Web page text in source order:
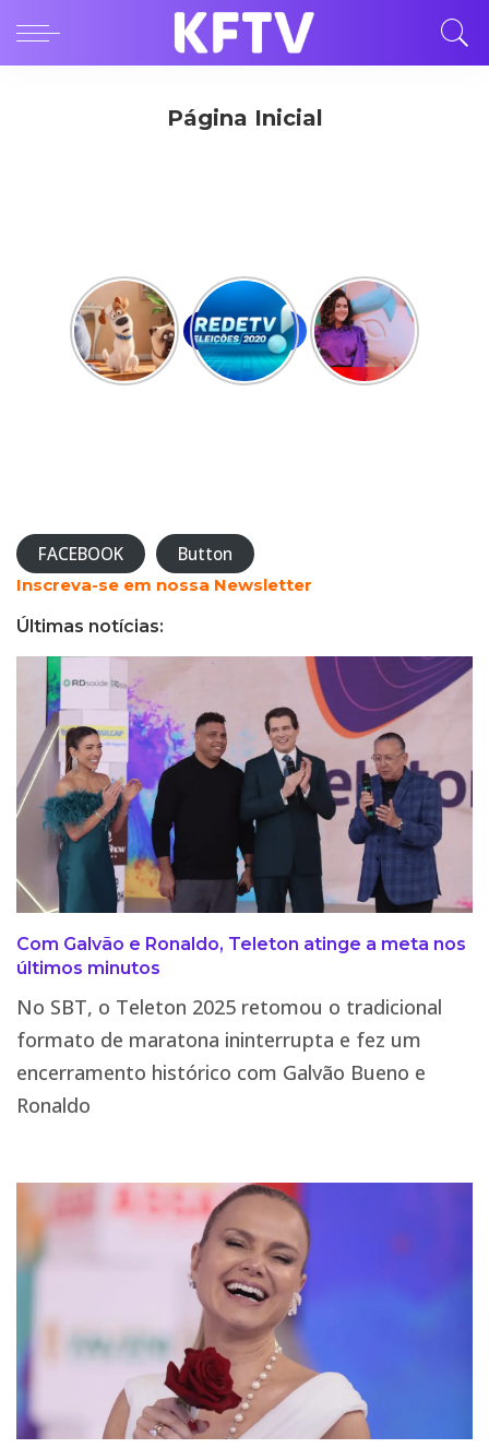
Página Inicial
Telegram
FACEBOOK Button
Inscreva-se em nossa Newsletter
Últimas notícias:
Com Galvão e Ronaldo, Teleton atinge a meta nos
últimos minutos
No SBT, o Teleton 2025 retomou o tradicional
formato de maratona ininterrupta e fez um
encerramento histórico com Galvão Bueno e
Ronaldo